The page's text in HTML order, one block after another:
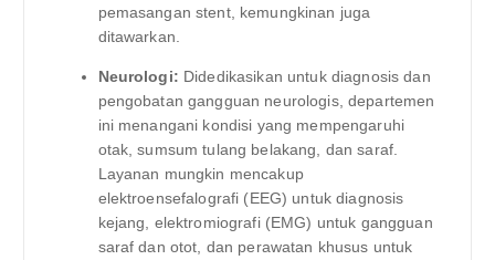
pemasangan stent, kemungkinan juga
ditawarkan.
Neurologi: Didedikasikan untuk diagnosis dan
pengobatan gangguan neurologis, departemen
ini menangani kondisi yang mempengaruhi
otak, sumsum tulang belakang, dan saraf.
Layanan mungkin mencakup
elektroensefalografi (EEG) untuk diagnosis
kejang, elektromiografi (EMG) untuk gangguan
saraf dan otot, dan perawatan khusus untuk